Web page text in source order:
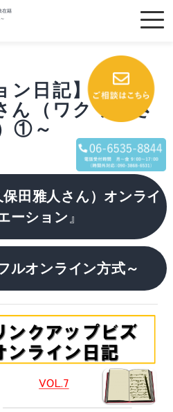
在籍
ン日記】vol.7
ん（ワクワクさ
①～
田雅人さん）オンライ
ーション 』
ルオンライン方式～